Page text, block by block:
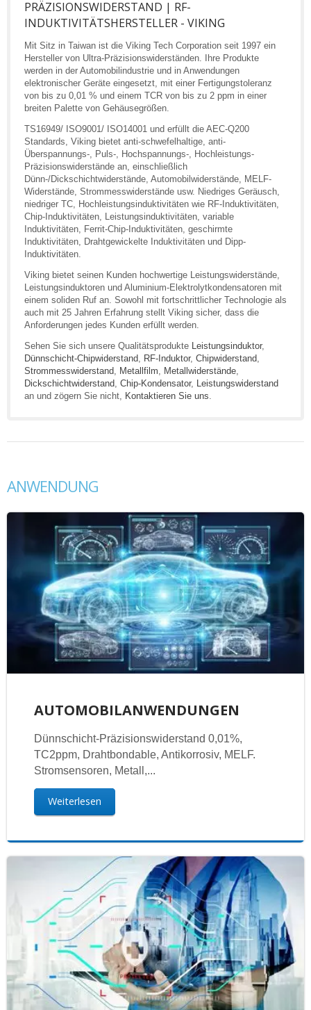
PRÄZISIONSWIDERSTAND | RF-
INDUKTIVITÄTSHERSTELLER - VIKING
Mit Sitz in Taiwan ist die Viking Tech Corporation seit 1997 ein
Hersteller von Ultra-Präzisionswiderständen. Ihre Produkte
werden in der Automobilindustrie und in Anwendungen
elektronischer Geräte eingesetzt, mit einer Fertigungstoleranz
von bis zu 0,01 % und einem TCR von bis zu 2 ppm in einer
breiten Palette von Gehäusegrößen.
TS16949/ ISO9001/ ISO14001 und erfüllt die AEC-Q200
Standards, Viking bietet anti-schwefelhaltige, anti-
Überspannungs-, Puls-, Hochspannungs-, Hochleistungs-
Präzisionswiderstände an, einschließlich
Dünn-/Dickschichtwiderstände, Automobilwiderstände, MELF-
Widerstände, Strommesswiderstände usw. Niedriges Geräusch,
niedriger TC, Hochleistungsinduktivitäten wie RF-Induktivitäten,
Chip-Induktivitäten, Leistungsinduktivitäten, variable
Induktivitäten, Ferrit-Chip-Induktivitäten, geschirmte
Induktivitäten, Drahtgewickelte Induktivitäten und Dipp-
Induktivitäten.
Viking bietet seinen Kunden hochwertige Leistungswiderstände,
Leistungsinduktoren und Aluminium-Elektrolytkondensatoren mit
einem soliden Ruf an. Sowohl mit fortschrittlicher Technologie als
auch mit 25 Jahren Erfahrung stellt Viking sicher, dass die
Anforderungen jedes Kunden erfüllt werden.
Sehen Sie sich unsere Qualitätsprodukte Leistungsinduktor,
Dünnschicht-Chipwiderstand, RF-Induktor, Chipwiderstand,
Strommesswiderstand, Metallfilm, Metallwiderstände,
Dickschichtwiderstand, Chip-Kondensator, Leistungswiderstand
an und zögern Sie nicht, Kontaktieren Sie uns.
ANWENDUNG
AUTOMOBILANWENDUNGEN
Dünnschicht-Präzisionswiderstand 0,01%,
TC2ppm, Drahtbondable, Antikorrosiv, MELF.
Stromsensoren, Metall,...
Weiterlesen